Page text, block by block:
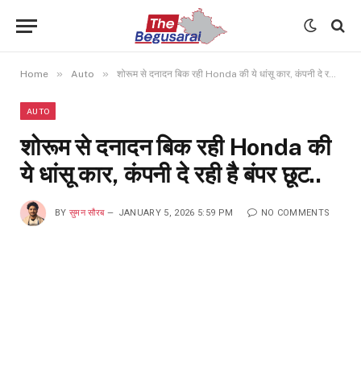
Home » Auto » शोरूम से दनादन बिक रही Honda की ये धांसू कार, कंपनी दे रही है बंपर छूट..
AUTO
शोरूम से दनादन बिक रही Honda की
ये धांसू कार, कंपनी दे रही है बंपर छूट..
BY सुमन सौरब JANUARY 5, 2026 5:59 PM NO COMMENTS